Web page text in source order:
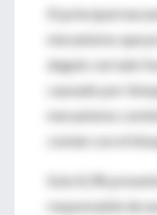
El principal
mecanismo que
ángulo cerrado
causado por
mecanismo
común con el
Solo 8,3%
responsable de